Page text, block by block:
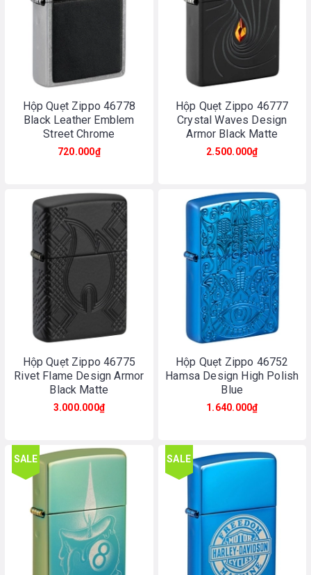
Hộp Quẹt Zippo 46778
Black Leather Emblem
Street Chrome
720.000₫
Hộp Quẹt Zippo 46777
Crystal Waves Design
Armor Black Matte
2.500.000₫
Hộp Quẹt Zippo 46775
Rivet Flame Design Armor
Black Matte
3.000.000₫
Hộp Quẹt Zippo 46752
Hamsa Design High Polish
Blue
1.640.000₫
SALE SALE